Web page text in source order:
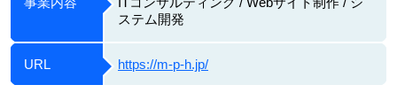
ステム開発
URL https://m-p-h.jp/